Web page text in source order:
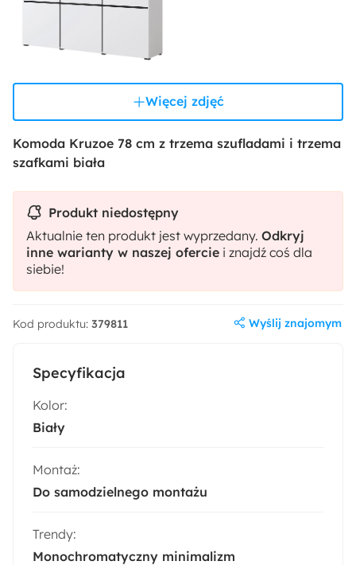
Więcej zdjęć
Specyfikacja
Kolor:
Biały
Montaż:
Do samodzielnego montażu
Trendy:
Monochromatyczny minimalizm
Komoda Kruzoe 78 cm z trzema szufladami i trzema
szafkami biała
Produkt niedostępny
Aktualnie ten produkt jest wyprzedany. Odkryj
inne warianty w naszej ofercie i znajdź coś dla
siebie!
Kod produktu: 379811 Wyślij znajomym